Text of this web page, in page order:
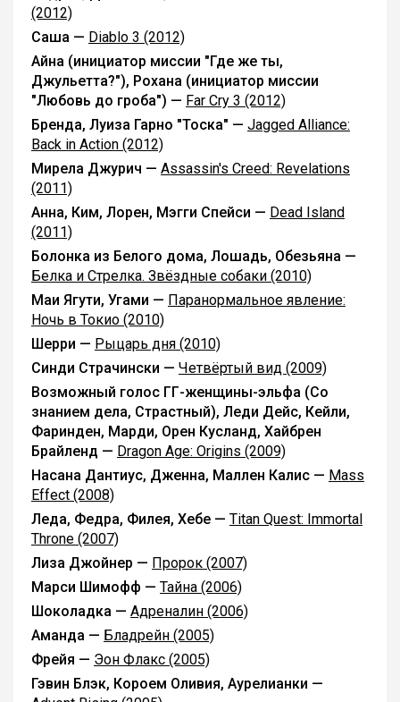
(2012)
Саша — Diablo 3 (2012)
Айна (инициатор миссии "Где же ты,
Джульетта?"), Рохана (инициатор миссии
"Любовь до гроба") — Far Cry 3 (2012)
Бренда, Луиза Гарно "Тоска" — Jagged Alliance:
Back in Action (2012)
Мирела Джурич — Assassin's Creed: Revelations
(2011)
Анна, Ким, Лорен, Мэгги Спейси — Dead Island
(2011)
Болонка из Белого дома, Лошадь, Обезьяна —
Белка и Стрелка. Звёздные собаки (2010)
Маи Ягути, Угами — Паранормальное явление:
Ночь в Токио (2010)
Шерри — Рыцарь дня (2010)
Синди Страчински — Четвёртый вид (2009)
Возможный голос ГГ-женщины-эльфа (Со
знанием дела, Страстный), Леди Дейс, Кейли,
Фаринден, Марди, Орен Кусланд, Хайбрен
Брайленд — Dragon Age: Origins (2009)
Насана Дантиус, Дженна, Маллен Калис — Mass
Effect (2008)
Леда, Федра, Филея, Хебе — Titan Quest: Immortal
Throne (2007)
Лиза Джойнер — Пророк (2007)
Марси Шимофф — Тайна (2006)
Шоколадка — Адреналин (2006)
Аманда — Бладрейн (2005)
Фрейя — Эон Флакс (2005)
Гэвин Блэк, Короем Оливия, Аурелианки —